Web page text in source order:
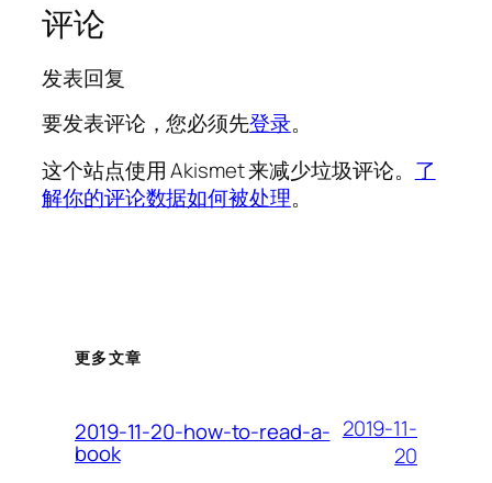
评论
发表回复
要发表评论，您必须先登录。
这个站点使用 Akismet 来减少垃圾评论。 了
解你的评论数据如何被处理。
更多文章
2019-11-20-how-to-read-a-
book
2019-11-
20